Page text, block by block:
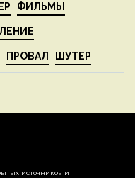
ФИЛЬМЫ
ПРОВАЛ ШУТЕР
источников и